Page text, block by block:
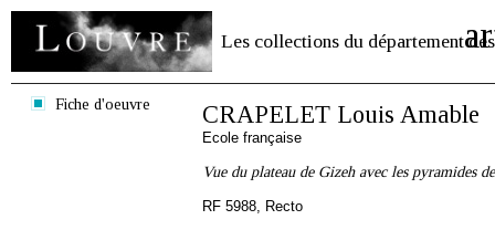
Les collections du département des
Fiche d'oeuvre CRAPELET Louis Amable
Ecole française
Vue du plateau de Gizeh avec les pyramides
RF 5988, Recto